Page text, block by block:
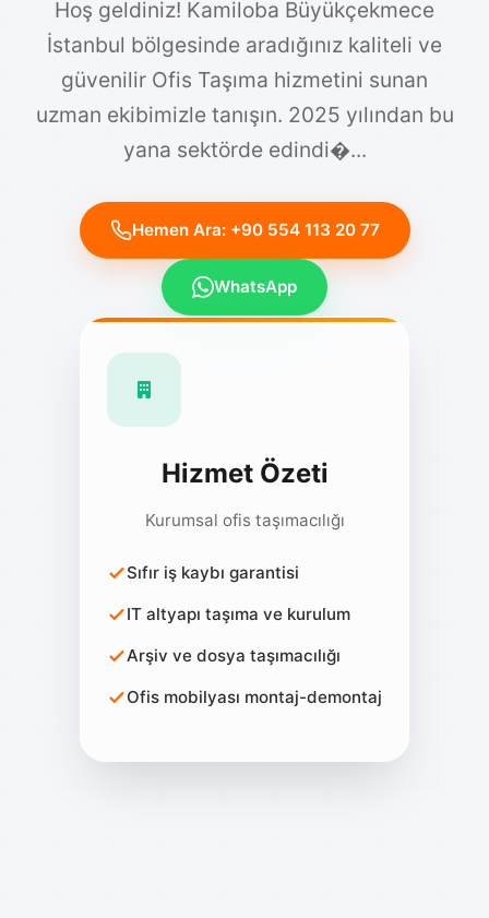
İstanbul bölgesinde aradığınız kaliteli ve
güvenilir Ofis Taşıma hizmetini sunan
uzman ekibimizle tanışın. 2025 yılından bu
yana sektörde edindi�...
Hizmet Özeti
Kurumsal ofis taşımacılığı
Sıfır iş kaybı garantisi
IT altyapı taşıma ve kurulum
Arşiv ve dosya taşımacılığı
Ofis mobilyası montaj-demontaj